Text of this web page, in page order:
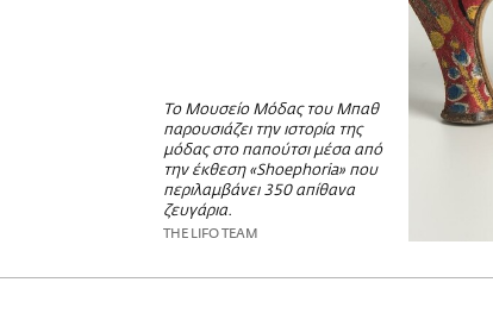
Το Μουσείο Μόδας του Μπαθ
παρουσιάζει την ιστορία της
μόδας στο παπούτσι μέσα από
την έκθεση «Shoephoria» που
περιλαμβάνει 350 απίθανα
ζευγάρια.
THE LIFO TEAM